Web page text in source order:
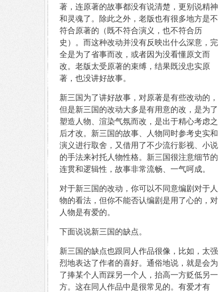
著，连原著的故事都没有说清楚，更别说精神
和灵魂了。除此之外，老版也有很多地方是不
符合原著的（既不符合演义，也不符合历
史）。而这种改动并没有反映出什么深意，完
全是为了省事而改，或者因为没看懂原文而
改。老版太受原著的束缚，结果既没忠实原
著，也没讲好故事。
新三国为了讲好故事，对原著是有些改动的，
但是新三国的改动大多是有用意的改，是为了
塑造人物、渲染气氛而改，是出于精心考虑之
后才改。新三国的故事、人物同时参考史实和
演义进行取舍，又借用了不少流行影视、小说
的手法来衬托人物性格。新三国很注意细节的
连贯和逻辑性，故事非常流畅、一气呵成。
对于新三国的改动，你可以不同意编剧对于人
物的看法，但你不能否认编剧是用了心的，对
人物是有爱的。
下面说说新三国的缺点。
新三国的缺点也跟同人作品很像，比如，太强
烈地表达了作者的喜好。通俗地说，就是会为
了捧某个人而踩另一个人，抬高一方贬低另一
方。这在同人作品中是很常见的。有爱才有